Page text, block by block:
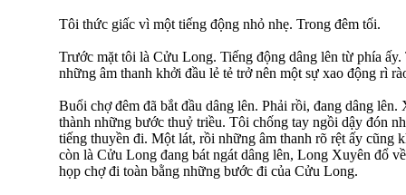
Tôi thức giấc vì một tiếng động nhỏ nhẹ. Trong đêm tối.
Trước mặt tôi là Cửu Long. Tiếng động dâng lên từ phía
những âm thanh khởi đầu lẻ tẻ trở nên một sự xao động rì
Buổi chợ đêm đã bắt đầu dâng lên. Phải rồi, đang dâng
thành những bước thuỷ triều. Tôi chống tay ngồi dậy đón
tiếng thuyền đi. Một lát, rồi những âm thanh rõ rệt ấy cũng
còn là Cửu Long đang bát ngát dâng lên, Long Xuyên đổ
họp chợ đi toàn bằng những bước đi của Cửu Long.